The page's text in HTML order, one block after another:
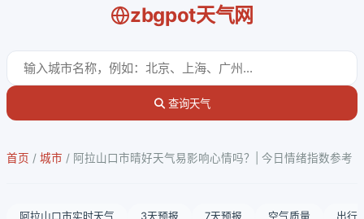
zbgpot天气网
查询天气
首页 / 城市 / 阿拉山口市晴好天气易影响心情吗？| 今日情绪指数参考
阿拉山口市实时天气 3天预报 7天预报 空气质量 出行